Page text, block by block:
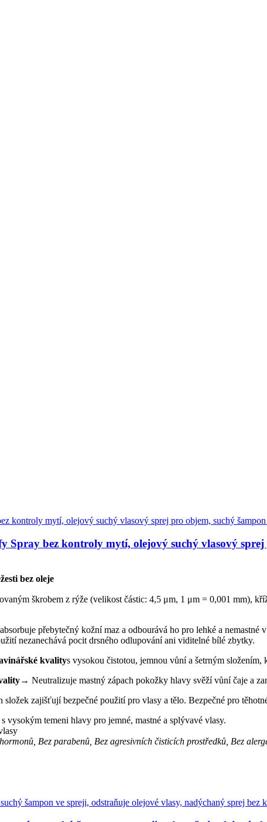
bez kontroly mytí, olejový suchý vlasový sprej
bez oleje
škrobem z rýže (velikost částic: 4,5 μm, 1 μm = 0,001 mm),
přebytečný kožní maz a odbourává ho pro lehké a nemastné
nezanechává pocit drsného odlupování ani viditelné bílé zbytky.
kvalitys vysokou čistotou, jemnou vůní a šetrným složením,
→ Neutralizuje mastný zápach pokožky hlavy svěží vůní čaje a
zajišťují bezpečné použití pro vlasy a tělo. Bezpečné pro
vysokým temeni hlavy pro jemné, mastné a splývavé vlasy.
Bez parabenů, Bez agresivních čisticích prostředků, Bez